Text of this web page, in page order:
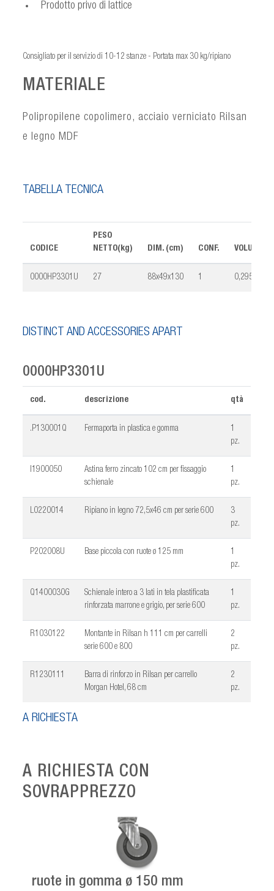
Prodotto privo di lattice
Consigliato per il servizio di 10-12 stanze - Portata max 30 kg/ripiano
MATERIALE
Polipropilene copolimero, acciaio verniciato Rilsan
e legno MDF
TABELLA TECNICA
CODICE
PESO
NETTO(kg)
DIM. (cm) CONF.
0000HP3301U 27 88x49x130 1 0,295
DISTINCT AND ACCESSORIES APART
0000HP3301U
cod. descrizione qtà
.P130001Q Fermaporta in plastica e gomma
1
pz.
I1900050
Astina ferro zincato 102 cm per fissaggio
schienale
1
pz.
L0220014 Ripiano in legno 72,5x46 cm per serie 600
3
pz.
P202008U Base piccola con ruote ø 125 mm
1
pz.
Q1400030G
Schienale intero a 3 lati in tela plastificata
rinforzata marrone e grigio, per serie 600
1
pz.
R1030122
Montante in Rilsan h 111 cm per carrelli
serie 600 e 800
2
pz.
R1230111
Barra di rinforzo in Rilsan per carrello
Morgan Hotel, 68 cm
2
pz.
A RICHIESTA
A RICHIESTA CON
SOVRAPPREZZO
ruote in gomma ø 150 mm